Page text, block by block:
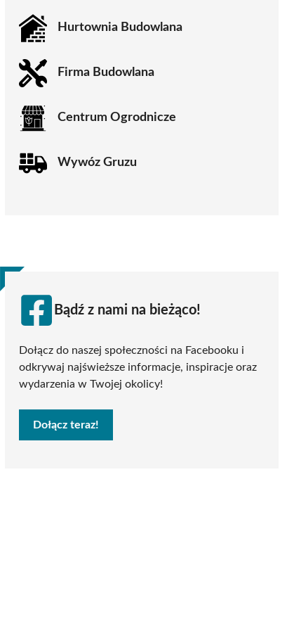
Hurtownia Budowlana
Firma Budowlana
Centrum Ogrodnicze
Wywóz Gruzu
Bądź z nami na bieżąco!
Dołącz do naszej społeczności na Facebooku i
odkrywaj najświeższe informacje, inspiracje oraz
wydarzenia w Twojej okolicy!
Dołącz teraz!